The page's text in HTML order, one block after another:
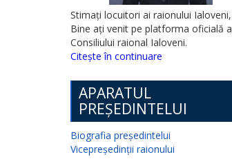
Stimați locuitori ai raionului Ialoveni,
Bine ați venit pe platforma oficială a
Consiliului raional Ialoveni.
Citește în continuare
APARATUL
PREȘEDINTELUI
Biografia președintelui
Vicepreședinții raionului